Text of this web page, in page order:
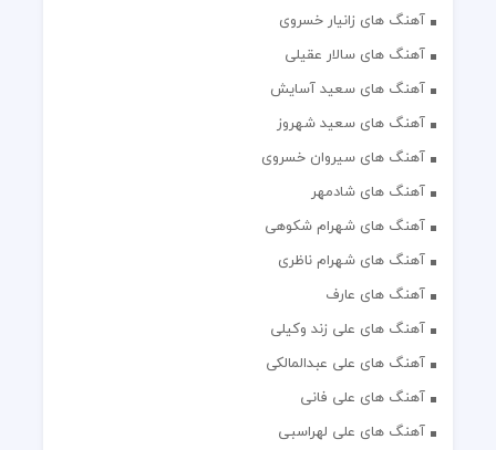
آهنگ های زانیار خسروی
آهنگ های سالار عقیلی
آهنگ های سعید آسایش
آهنگ های سعید شهروز
آهنگ های سیروان خسروی
آهنگ های شادمهر
آهنگ های شهرام شکوهی
آهنگ های شهرام ناظری
آهنگ های عارف
آهنگ های علی زند وکیلی
آهنگ های علی عبدالمالکی
آهنگ های علی فانی
آهنگ های علی لهراسبی